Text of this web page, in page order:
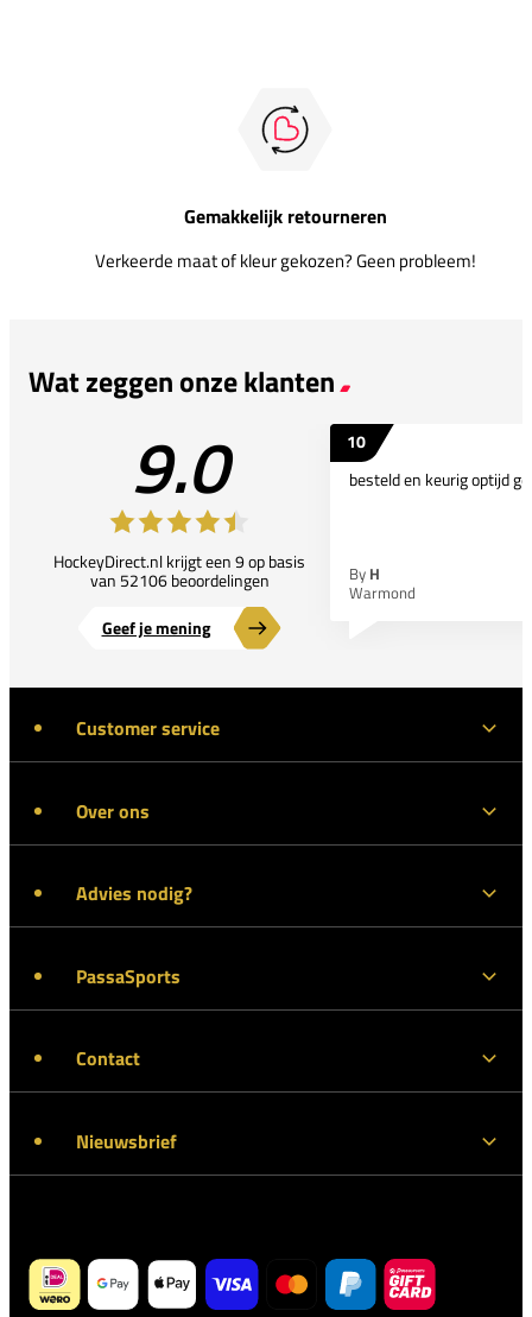
Gemakkelijk retourneren
Verkeerde maat of kleur gekozen? Geen probleem!
Wat zeggen onze klanten
9.0
HockeyDirect.nl krijgt een 9 op basis
van 52106 beoordelingen
Geef je mening
10
besteld en keurig optijd
By H
Warmond
Customer service
Over ons
Advies nodig?
PassaSports
Contact
Nieuwsbrief